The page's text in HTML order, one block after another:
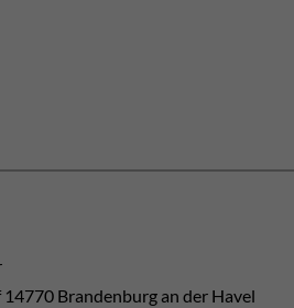
14770 Brandenburg an der Havel